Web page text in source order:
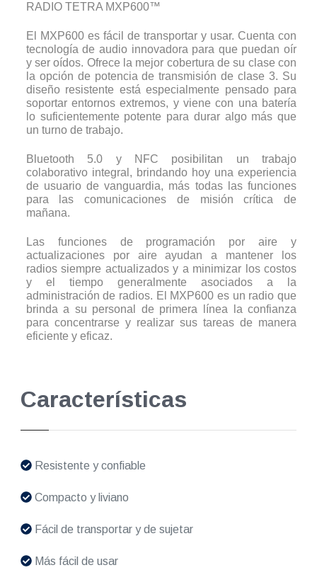
RADIO TETRA MXP600™
El MXP600 es fácil de transportar y usar. Cuenta con
tecnología de audio innovadora para que puedan oír
y ser oídos. Ofrece la mejor cobertura de su clase con
la opción de potencia de transmisión de clase 3. Su
diseño resistente está especialmente pensado para
soportar entornos extremos, y viene con una batería
lo suficientemente potente para durar algo más que
un turno de trabajo.
Bluetooth 5.0 y NFC posibilitan un trabajo
colaborativo integral, brindando hoy una experiencia
de usuario de vanguardia, más todas las funciones
para las comunicaciones de misión crítica de
mañana.
Las funciones de programación por aire y
actualizaciones por aire ayudan a mantener los
radios siempre actualizados y a minimizar los costos
y el tiempo generalmente asociados a la
administración de radios. El MXP600 es un radio que
brinda a su personal de primera línea la confianza
para concentrarse y realizar sus tareas de manera
eficiente y eficaz.
Características
Resistente y confiable
Compacto y liviano
Fácil de transportar y de sujetar
Más fácil de usar